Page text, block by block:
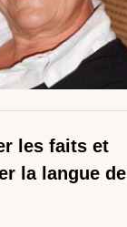
les faits et
la langue de